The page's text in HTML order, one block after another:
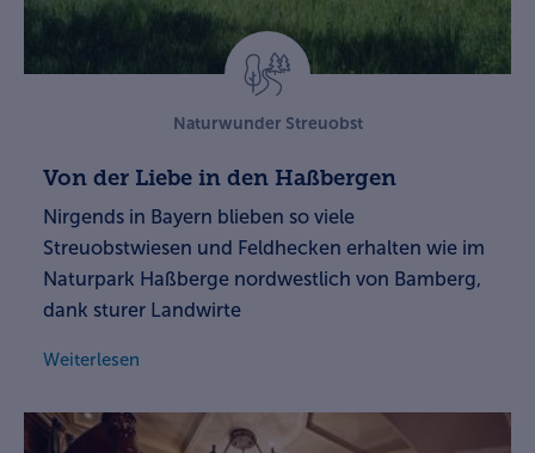
Naturwunder Streuobst
Von der Liebe in den Haßbergen
Nirgends in Bayern blieben so viele
Streuobstwiesen und Feldhecken erhalten wie im
Naturpark Haßberge nordwestlich von Bamberg,
dank sturer Landwirte
Weiterlesen